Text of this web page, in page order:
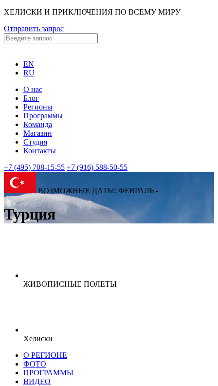
ХЕЛИСКИ И ПРИКЛЮЧЕНИЯ ПО ВСЕМУ МИРУ
Отправить запрос
EN
RU
О нас
Блог
Регионы
Программы
Команда
Магазин
Студия
Контакты
+7 (495) 708-15-55 +7 (916) 588-50-55
ВОЗМОЖНЫЕ ДАТЫ: ФЕВРАЛЬ -
Турция
ЖИВОПИСНЫЕ ПОЛЕТЫ
Хелиски
О РЕГИОНЕ
ФОТО
ПРОГРАММЫ
ВИДЕО